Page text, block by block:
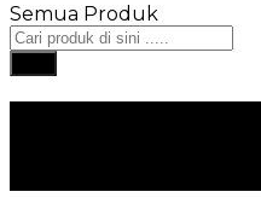
Semua Produk